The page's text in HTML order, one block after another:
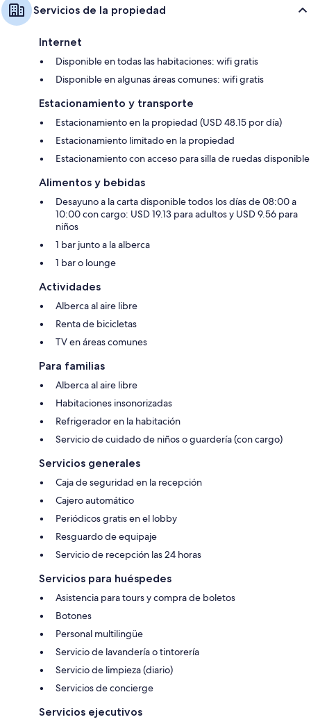
Servicios de la propiedad
Internet
Disponible en todas las habitaciones: wifi gratis
Disponible en algunas áreas comunes: wifi gratis
Estacionamiento y transporte
Estacionamiento en la propiedad (USD 48.15 por día)
Estacionamiento limitado en la propiedad
Estacionamiento con acceso para silla de ruedas disponible
Alimentos y bebidas
Desayuno a la carta disponible todos los días de 08:00 a
10:00 con cargo: USD 19.13 para adultos y USD 9.56 para
niños
1 bar junto a la alberca
1 bar o lounge
Actividades
Alberca al aire libre
Renta de bicicletas
TV en áreas comunes
Para familias
Alberca al aire libre
Habitaciones insonorizadas
Refrigerador en la habitación
Servicio de cuidado de niños o guardería (con cargo)
Servicios generales
Caja de seguridad en la recepción
Cajero automático
Periódicos gratis en el lobby
Resguardo de equipaje
Servicio de recepción las 24 horas
Servicios para huéspedes
Asistencia para tours y compra de boletos
Botones
Personal multilingüe
Servicio de lavandería o tintorería
Servicio de limpieza (diario)
Servicios de concierge
Servicios ejecutivos